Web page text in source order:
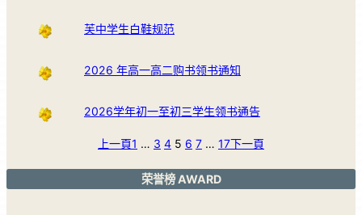
芙中学生白鞋规范
2026 年高一高二购书领书通知
2026学年初一至初三学生领书通告
上一頁1 … 3 4 5 6 7 … 17下一頁
荣誉榜 AWARD